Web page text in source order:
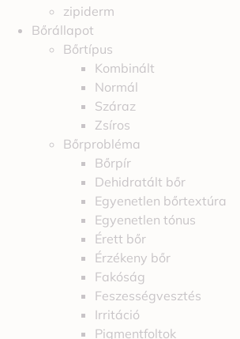
zipiderm
Bőrállapot
Bőrtípus
Kombinált
Normál
Száraz
Zsíros
Bőrprobléma
Bőrpír
Dehidratált bőr
Egyenetlen bőrtextúra
Egyenetlen tónus
Érett bőr
Érzékeny bőr
Fakóság
Feszességvesztés
Irritáció
Pigmentfoltok